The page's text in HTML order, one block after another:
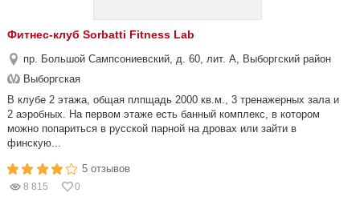
Фитнес-клуб Sorbatti Fitness Lab
пр. Большой Сампсониевский, д. 60, лит. А, Выборгский район
Выборгская
В клубе 2 этажа, общая плпщадь 2000 кв.м., 3 тренажерных зала и
2 аэробных. На первом этаже есть банный комплекс, в котором
можно попариться в русской парной на дровах или зайти в
финскую...
5 отзывов
8 815 0